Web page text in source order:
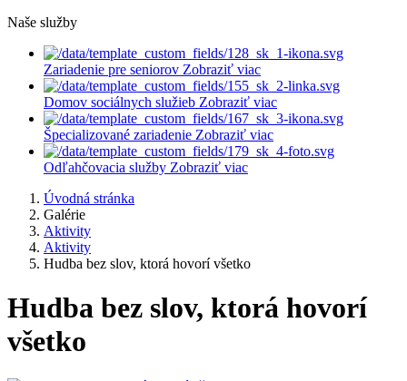
Naše služby
Zariadenie pre seniorov Zobraziť viac
Domov sociálnych služieb Zobraziť viac
Špecializované zariadenie Zobraziť viac
Odľahčovacia služby Zobraziť viac
Úvodná stránka
Galérie
Aktivity
Aktivity
Hudba bez slov, ktorá hovorí všetko
Hudba bez slov, ktorá hovorí
všetko